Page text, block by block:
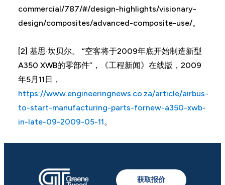
commercial/787/#/design-highlights/visionary-
design/composites/advanced-composite-use/。
[2] 基思·坎贝尔。 “空客将于2009年底开始制造新型
A350 XWB的零部件”，《工程新闻》在线版，2009
年5月11日，
https://www.engineeringnews.co.za/article/airbus-
to-start-manufacturing-parts-fornew-a350-xwb-
in-late-09-2009-05-11。
获取报价